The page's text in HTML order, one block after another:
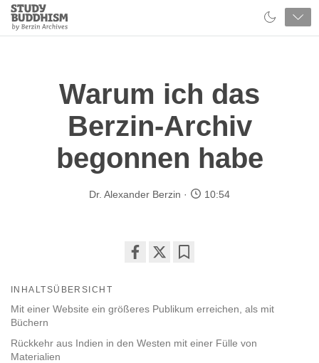
Close
Study
Buddhism
Warum ich das
Berzin-Archiv
begonnen habe
Dr. Alexander Berzin 10:54
facebook
INHALTSÜBERSICHT
Mit einer Website ein größeres Publikum erreichen, als mit
Büchern
Rückkehr aus Indien in den Westen mit einer Fülle von
Materialien